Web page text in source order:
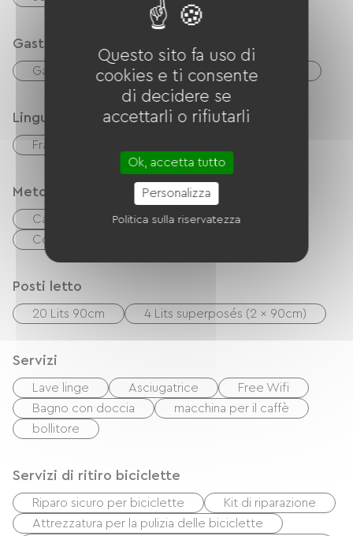
Gastronomia
Gastronomia cucinino Réfrigérateur
Lingue
Français
Metodi di pagamento
Carta di credito
Trasferimento
Controlli
Posti letto
20 Lits 90cm 4 Lits superposés (2 x 90cm)
Servizi
Lave linge Asciugatrice
Free Wifi
Bagno con doccia
macchina per il caffè
bollitore
Servizi di ritiro biciclette
Riparo sicuro per biciclette
Kit di riparazione
Attrezzatura per la pulizia delle biciclette
Questo sito fa uso di
cookies e ti consente
di decidere se
accettarli o rifiutarli
Ok, accetta tutto
Personalizza
Politica sulla riservatezza